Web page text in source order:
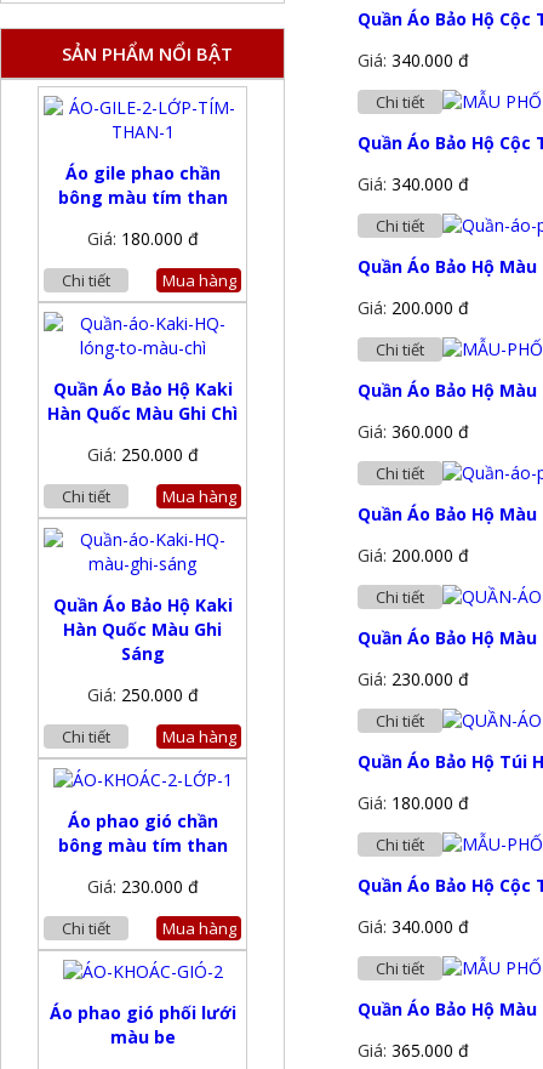
Quần Áo Bảo Hộ
Giá: 340.000 đ
Chi tiết
Quần Áo Bảo Hộ Cộc
Giá: 340.000 đ
Chi tiết
Quần Áo Bảo Hộ
Giá: 200.000 đ
Chi tiết
Quần Áo Bảo Hộ
Giá: 360.000 đ
Chi tiết
Quần Áo Bảo Hộ
Giá: 200.000 đ
Chi tiết
Quần Áo Bảo Hộ
Giá: 230.000 đ
Chi tiết
Quần Áo Bảo Hộ Túi
Giá: 180.000 đ
Chi tiết
Quần Áo Bảo Hộ
Giá: 340.000 đ
Chi tiết
Quần Áo Bảo Hộ
Giá: 365.000 đ
SẢN PHẨM NỔI BẬT
Áo gile phao chần
bông màu tím than
Giá: 180.000 đ
Chi tiết Mua hàng
Quần Áo Bảo Hộ Kaki
Hàn Quốc Màu Ghi Chì
Giá: 250.000 đ
Chi tiết Mua hàng
Quần Áo Bảo Hộ Kaki
Hàn Quốc Màu Ghi
Sáng
Giá: 250.000 đ
Chi tiết Mua hàng
Áo phao gió chần
bông màu tím than
Giá: 230.000 đ
Chi tiết Mua hàng
Áo phao gió phối lưới
màu be